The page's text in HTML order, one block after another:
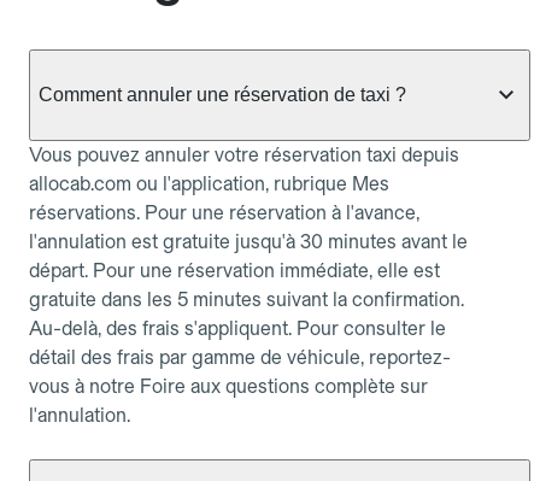
Comment annuler une réservation de taxi ?
Vous pouvez annuler votre réservation taxi depuis
allocab.com ou l'application, rubrique Mes
réservations. Pour une réservation à l'avance,
l'annulation est gratuite jusqu'à 30 minutes avant le
départ. Pour une réservation immédiate, elle est
gratuite dans les 5 minutes suivant la confirmation.
Au-delà, des frais s'appliquent. Pour consulter le
détail des frais par gamme de véhicule, reportez-
vous à notre Foire aux questions complète sur
l'annulation.